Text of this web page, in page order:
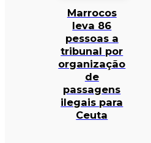
Marrocos
leva 86
pessoas a
tribunal por
organização
de
passagens
ilegais para
Ceuta